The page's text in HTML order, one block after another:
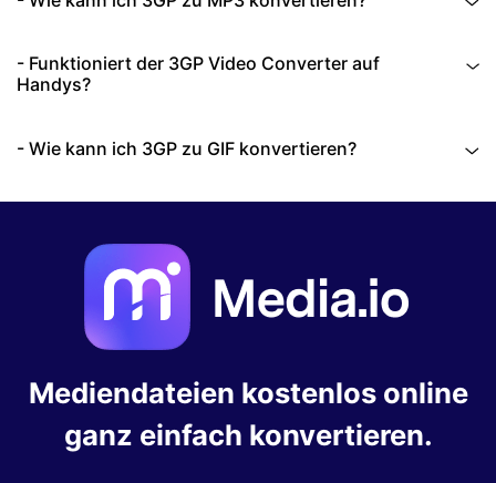
- Funktioniert der 3GP Video Converter auf
Handys?
- Wie kann ich 3GP zu GIF konvertieren?
Mediendateien kostenlos online
ganz einfach konvertieren.